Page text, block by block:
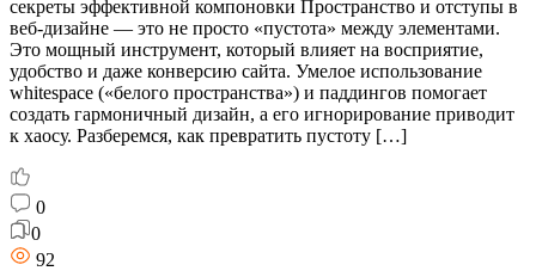
секреты эффективной компоновки Пространство и отступы в
веб-дизайне — это не просто «пустота» между элементами.
Это мощный инструмент, который влияет на восприятие,
удобство и даже конверсию сайта. Умелое использование
whitespace («белого пространства») и паддингов помогает
создать гармоничный дизайн, а его игнорирование приводит
к хаосу. Разберемся, как превратить пустоту […]
0
0
92